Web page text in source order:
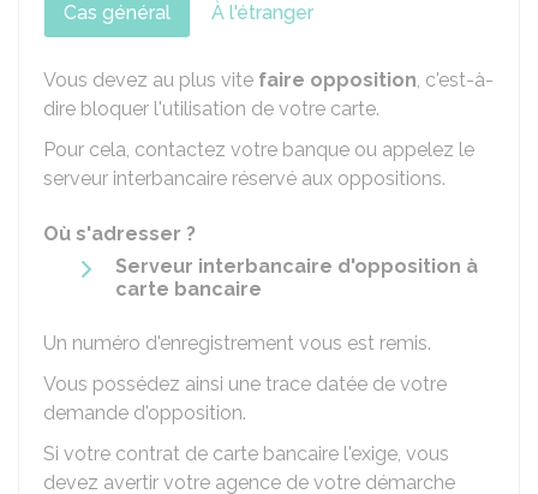
Cas général À l'étranger
Vous devez au plus vite faire opposition, c'est-à-
dire bloquer l'utilisation de votre carte.
Pour cela, contactez votre banque ou appelez le
serveur interbancaire réservé aux oppositions.
Où s'adresser ?
Serveur interbancaire d'opposition à
carte bancaire
Un numéro d'enregistrement vous est remis.
Vous possédez ainsi une trace datée de votre
demande d'opposition.
Si votre contrat de carte bancaire l'exige, vous
devez avertir votre agence de votre démarche